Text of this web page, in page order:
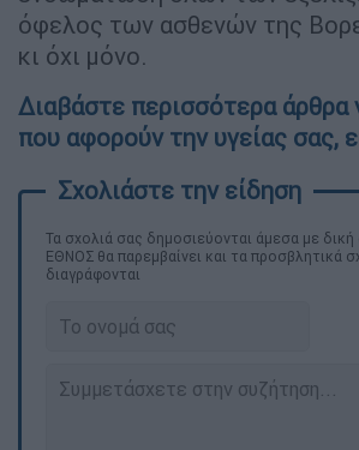
όφελος των ασθενών της
κι όχι μόνο.
Διαβάστε περισσότερα άρθρα
που αφορούν την υγείας σας,
Τα σχολιά σας δημοσιεύονται άμεσα με
ΕΘΝΟΣ θα παρεμβαίνει και τα προσβλητικά
διαγράφονται